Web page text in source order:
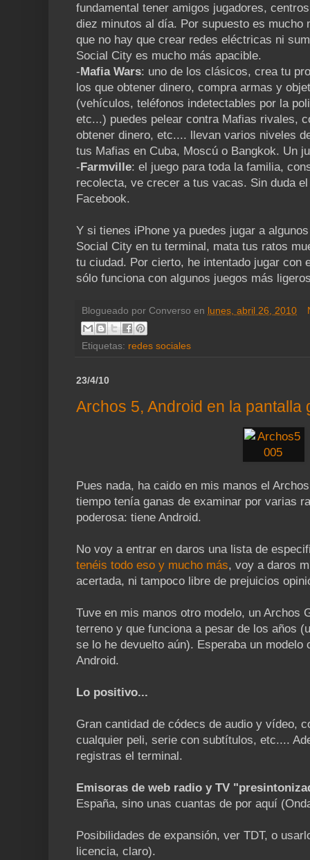
fundamental tener amigos jugadores,
diez minutos al día. Por supuesto es mucho
que no hay que crear redes eléctricas ni
Social City es mucho más apacible.
-Mafia Wars: uno de los clásicos, crea tu
los que obtener dinero, compra armas y
(vehículos, teléfonos indetectables por la
etc...) puedes pelear contra Mafias rivales,
obtener dinero, etc.... llevan varios niveles
tus Mafias en Cuba, Moscú o Bangkok. Un
-Farmville: el juego para toda la familia,
recolecta, ve crecer a tus vacas. Sin duda
Facebook.
Y si tienes iPhone ya puedes jugar a
Social City en tu terminal, mata tus ratos
tu ciudad. Por cierto, he intentado jugar con
sólo funciona con algunos juegos más
Blogueado por Converso en lunes, abril 26, 2010
Etiquetas: redes sociales
23/4/10
Archos 5, Android en la pantalla
Pues nada, ha caido en mis manos el
tiempo tenía ganas de examinar por varias
poderosa: tiene Android.
No voy a entrar en daros una lista de
tenéis todo eso y mucho más, voy a daros
acertada, ni tampoco libre de prejuicios
Tuve en mis manos otro modelo, un Archos
terreno y que funciona a pesar de los años
se lo he devuelto aún). Esperaba un modelo
Android.
Lo positivo...
Gran cantidad de códecs de audio y vídeo,
cualquier peli, serie con subtítulos, etc....
registras el terminal.
Emisoras de web radio y TV
España, sino unas cuantas de por aquí
Posibilidades de expansión, ver TDT, o
licencia, claro).